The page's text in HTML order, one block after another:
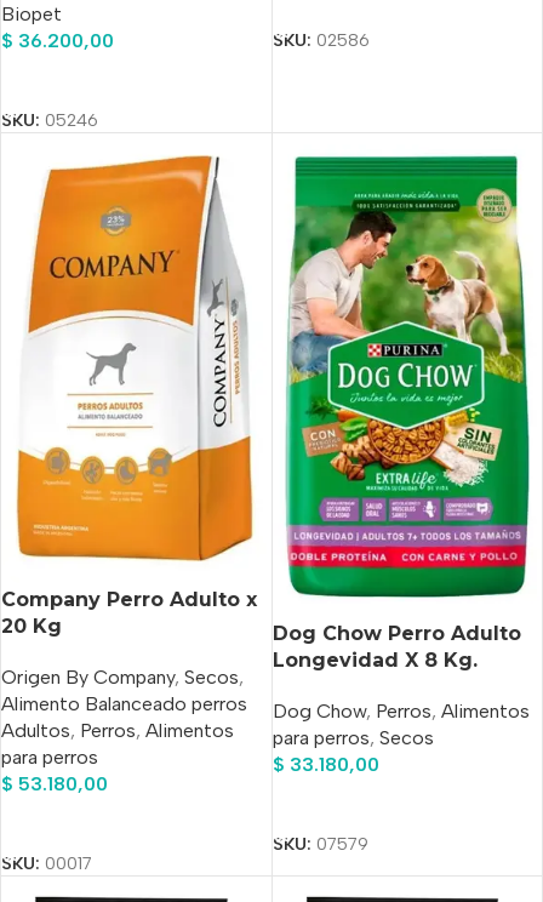
Biopet
$ 36.200,00
SKU: 05246
SKU: 02586
Company Perro Adulto x
20 Kg
Origen By Company, Secos,
Alimento Balanceado perros
Adultos, Perros, Alimentos
para perros
$ 53.180,00
SKU: 00017
Dog Chow Perro Adulto
Longevidad X 8 Kg.
Dog Chow, Perros, Alimentos
para perros, Secos
$ 33.180,00
SKU: 07579